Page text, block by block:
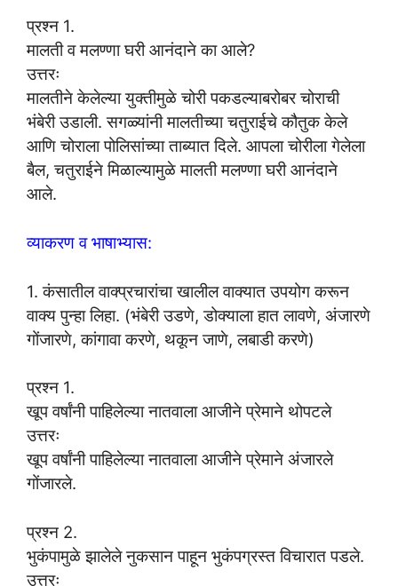
प्रश्न 1.
मालती व मलण्णा घरी आनंदाने का आले?
उत्तरः
मालतीने केलेल्या युक्तीमुळे चोरी पकडल्याबरोबर चोराची
भंबेरी उडाली. सगळ्यांनी मालतीच्या चतुराईचे कौतुक केले
आणि चोराला पोलिसांच्या ताब्यात दिले. आपला चोरीला गेलेला
बैल, चतुराईने मिळाल्यामुळे मालती मलण्णा घरी आनंदाने
आले.
व्याकरण व भाषाभ्यास:
1. कंसातील वाक्प्रचारांचा खालील वाक्यात उपयोग करून
वाक्य पुन्हा लिहा. (भंबेरी उडणे, डोक्याला हात लावणे, अंजारणे
गोंजारणे, कांगावा करणे, थकून जाणे, लबाडी करणे)
प्रश्न 1.
खूप वर्षांनी पाहिलेल्या नातवाला आजीने प्रेमाने थोपटले
उत्तरः
खूप वर्षांनी पाहिलेल्या नातवाला आजीने प्रेमाने अंजारले
गोंजारले.
प्रश्न 2.
भुकंपामुळे झालेले नुकसान पाहून भुकंपग्रस्त विचारात पडले.
उत्तरः